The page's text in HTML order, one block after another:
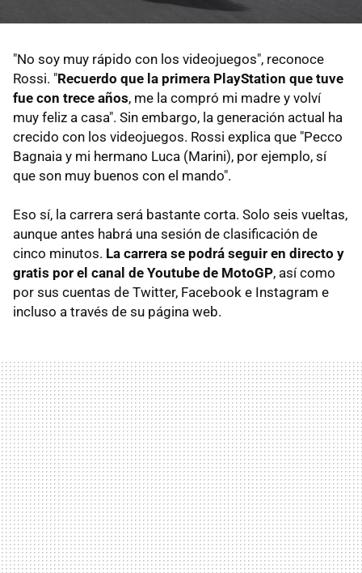
"No soy muy rápido con los videojuegos", reconoce
Rossi. "Recuerdo que la primera PlayStation que tuve
fue con trece años, me la compró mi madre y volví
muy feliz a casa". Sin embargo, la generación actual ha
crecido con los videojuegos. Rossi explica que "Pecco
Bagnaia y mi hermano Luca (Marini), por ejemplo, sí
que son muy buenos con el mando".
Eso sí, la carrera será bastante corta. Solo seis vueltas,
aunque antes habrá una sesión de clasificación de
cinco minutos. La carrera se podrá seguir en directo y
gratis por el canal de Youtube de MotoGP, así como
por sus cuentas de Twitter, Facebook e Instagram e
incluso a través de su página web.